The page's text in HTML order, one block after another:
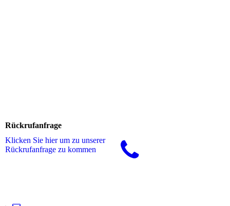
Rückrufanfrage
Klicken Sie hier um zu unserer
Rückrufanfrage zu kommen